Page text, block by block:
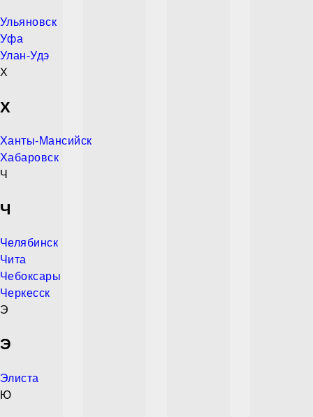
Ульяновск
Уфа
Улан-Удэ
Х
Х
Ханты-Мансийск
Хабаровск
Ч
Ч
Челябинск
Чита
Чебоксары
Черкесск
Э
Э
Элиста
Ю